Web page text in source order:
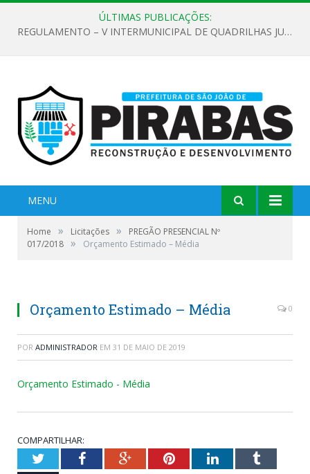
ÚLTIMAS PUBLICAÇÕES:
REGULAMENTO – V INTERMUNICIPAL DE QUADRILHAS JUNINAS 2026
MENU
Home » Licitações »
PREGÃO PRESENCIAL Nº
017/2018 » Orçamento Estimado – Média
Orçamento Estimado – Média 0
POR ADMINISTRADOR EM 31 DE MAIO DE 2019
Orçamento Estimado - Média
COMPARTILHAR:
TwitterFacebookGoogle+PinterestLinkedInTumblr